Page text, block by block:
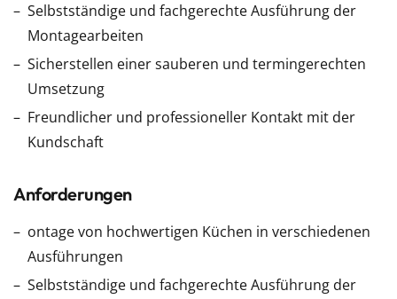
Selbstständige und fachgerechte Ausführung der
Montagearbeiten
Sicherstellen einer sauberen und termingerechten
Umsetzung
Freundlicher und professioneller Kontakt mit der
Kundschaft
Anforderungen
ontage von hochwertigen Küchen in verschiedenen
Ausführungen
Selbstständige und fachgerechte Ausführung der